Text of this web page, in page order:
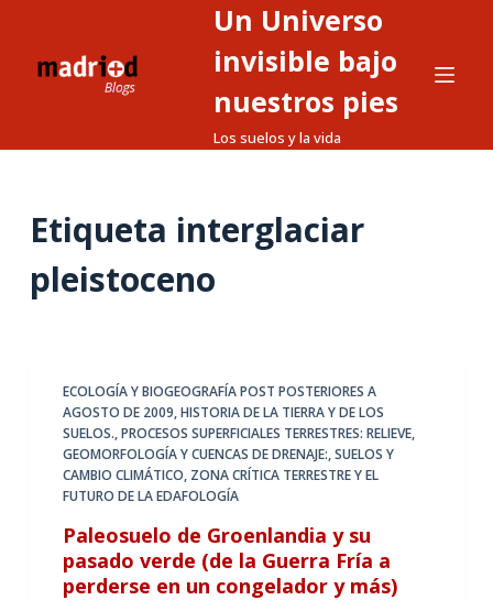
Un Universo
invisible bajo
nuestros pies
Los suelos y la vida
Etiqueta interglaciar
pleistoceno
ECOLOGÍA Y BIOGEOGRAFÍA POST POSTERIORES A
AGOSTO DE 2009,HISTORIA DE LA TIERRA Y DE LOS
SUELOS.,PROCESOS SUPERFICIALES TERRESTRES: RELIEVE,
GEOMORFOLOGÍA Y CUENCAS DE DRENAJE:,SUELOS Y
CAMBIO CLIMÁTICO, ZONA CRÍTICA TERRESTRE Y EL
FUTURO DE LA EDAFOLOGÍA
Paleosuelo de Groenlandia y su
pasado verde (de la Guerra Fría a
perderse en un congelador y más)